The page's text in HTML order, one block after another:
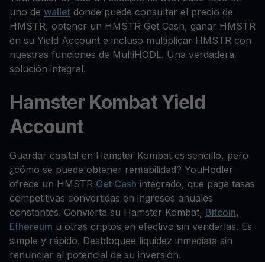
uno de wallet donde puede consultar el precio de
HMSTR, obtener un HMSTR Get Cash, ganar HMSTR
en su Yield Account e incluso multiplicar HMSTR con
nuestras funciones de MultiHODL. Una verdadera
solución integral.
Hamster Kombat Yield
Account
Guardar capital en Hamster Kombat es sencillo, pero
¿cómo se puede obtener rentabilidad? YouHodler
ofrece un HMSTR Get Cash integrado, que paga tasas
competitivas convertidas en ingresos anuales
constantes. Convierta su Hamster Kombat, Bitcoin,
Ethereum u otras criptos en efectivo sin venderlas. Es
simple y rápido. Desbloquee liquidez inmediata sin
renunciar al potencial de su inversión.